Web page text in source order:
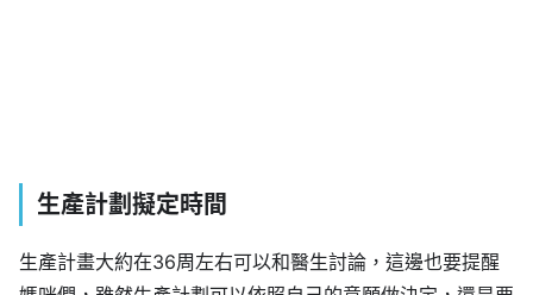
生產計劃擬定時間
生產計畫大約在36周左右可以和醫生討論，這邊也要提醒